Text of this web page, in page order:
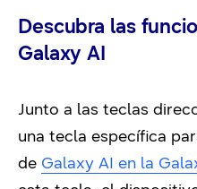
Descubra las
Galaxy AI
Junto a las teclas
una tecla específica
de Galaxy AI en la